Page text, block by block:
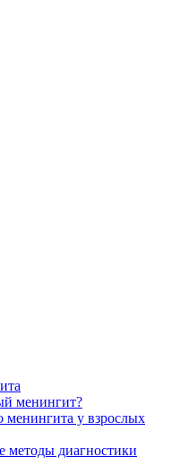
менингит?
у взрослых
методы диагностики